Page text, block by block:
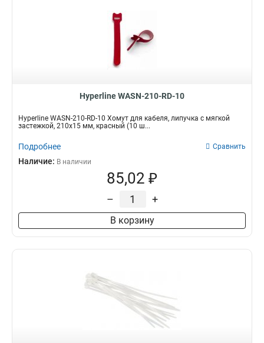
Hyperline WASN-210-RD-10
Hyperline WASN-210-RD-10 Хомут для кабеля, липучка с мягкой
застежкой, 210x15 мм, красный (10 ш...
Подробнее Сравнить
Наличие: В наличии
85,02 ₽
– +
В корзину